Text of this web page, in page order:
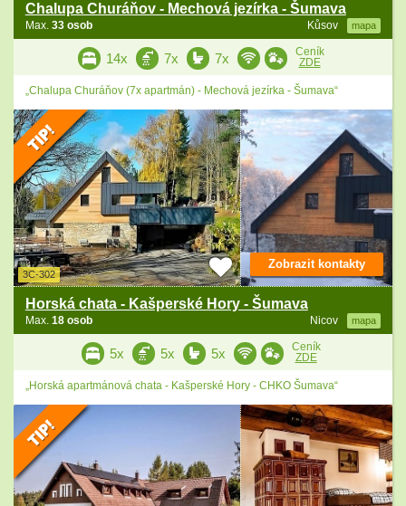
Chalupa Churáňov - Mechová jezírka - Šumava
Kůsov mapa
Max. 33 osob
14x 7x 7x
Ceník
ZDE
„Chalupa Churáňov (7x apartmán) - Mechová jezírka - Šumava“
3C-302
Horská chata - Kašperské Hory - Šumava
Nicov mapa
Max. 18 osob
Zobrazit kontakty
5x 5x 5x
Ceník
ZDE
„Horská apartmánová chata - Kašperské Hory - CHKO Šumava“